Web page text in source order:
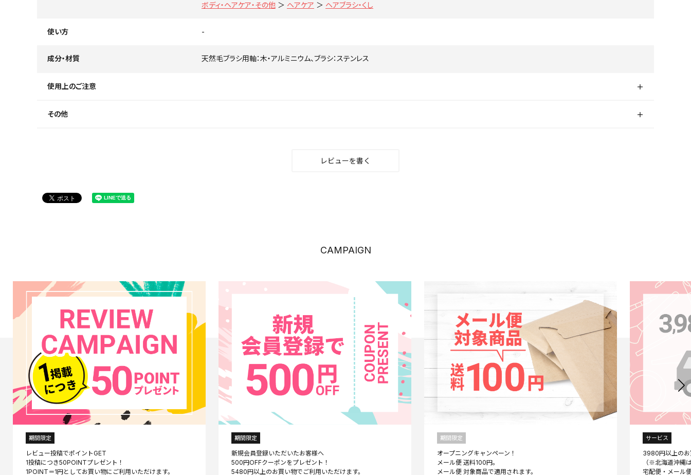
ボディ・ヘアケア・その他 ＞ ヘアケア ＞ ヘアブラシ・くし
使い方 -
成分・材質 天然毛ブラシ用軸：木・アルミニウム、ブラシ：ステンレス
使用上のご注意
その他
レビューを書く
CAMPAIGN
期間限定
レビュー投稿でポイントGET
1投稿につき50POINTプレゼント！
期間限定
新規会員登録いただいたお客様へ
500円OFFクーポンをプレゼント！
期間限定
オープニングキャンペーン！
メール便 送料100円。
サービス
3980円以上のお
（※北海道沖縄